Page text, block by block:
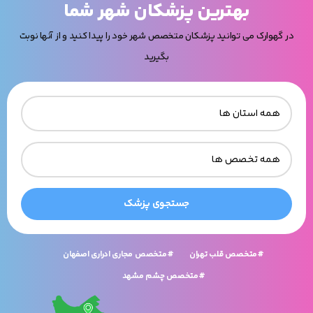
بهترین پزشکان شهر شما
در گهوارک می توانید پزشکان متخصص شهر خود را پیدا کنید و از آنها نوبت
بگیرید
جستجوی پزشک
#متخصص قلب تهران
#متخصص مجاری ادراری اصفهان
#متخصص چشم مشهد